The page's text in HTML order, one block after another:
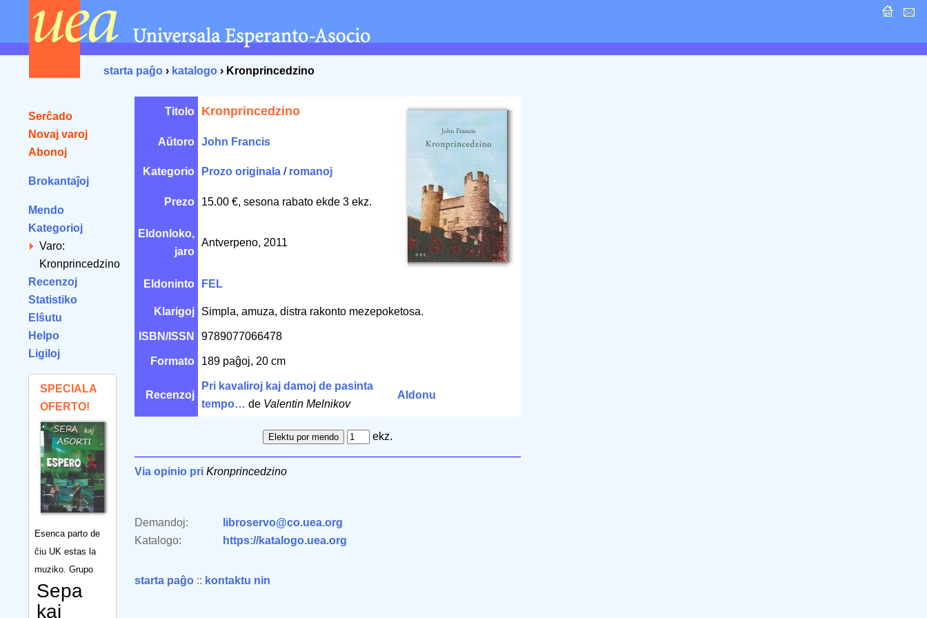
starta paĝo › katalogo › Kronprincedzino
Serĉado
Novaj varoj
Abonoj
Brokantaĵoj
Mendo
Kategorioj
Varo:
Kronprincedzino
Recenzoj
Statistiko
Elŝutu
Helpo
Ligiloj
SPECIALA
OFERTO!
Esenca parto de
ĉiu UK estas la
muziko. Grupo
Sepa
kaj
Titolo Kronprincedzino
Aŭtoro John Francis
Kategorio Prozo originala / romanoj
Prezo 15.00 €, sesona rabato ekde 3 ekz.
Eldonloko,
jaro
Antverpeno, 2011
Eldoninto FEL
Klarigoj Simpla, amuza, distra rakonto mezepoketosa.
ISBN/ISSN 9789077066478
Formato 189 paĝoj, 20 cm
Recenzoj
Pri kavaliroj kaj damoj de pasinta
tempo… de Valentin Melnikov
Aldonu
ekz.
Via opinio pri Kronprincedzino
Demandoj:
libroservo@co.uea.org
Katalogo:
https://katalogo.uea.org
starta paĝo :: kontaktu nin